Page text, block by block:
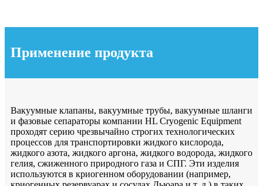
Применение продукта
Вакуумные клапаны, вакуумные трубы, вакуумные шланги
и фазовые сепараторы компании HL Cryogenic Equipment
проходят серию чрезвычайно строгих технологических
процессов для транспортировки жидкого кислорода,
жидкого азота, жидкого аргона, жидкого водорода, жидкого
гелия, сжиженного природного газа и СПГ. Эти изделия
используются в криогенном оборудовании (например,